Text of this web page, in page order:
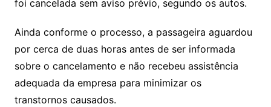
foi cancelada sem aviso prévio, segundo os autos.
Ainda conforme o processo, a passageira aguardou
por cerca de duas horas antes de ser informada
sobre o cancelamento e não recebeu assistência
adequada da empresa para minimizar os
transtornos causados.